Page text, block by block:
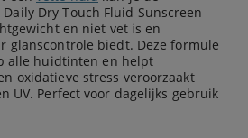
Dry Touch Fluid Sunscreen
en niet vet is en
glanscontrole biedt. Deze formule
alle huidtinten en helpt
oxidatieve stress veroorzaakt
UV. Perfect voor dagelijks gebruik